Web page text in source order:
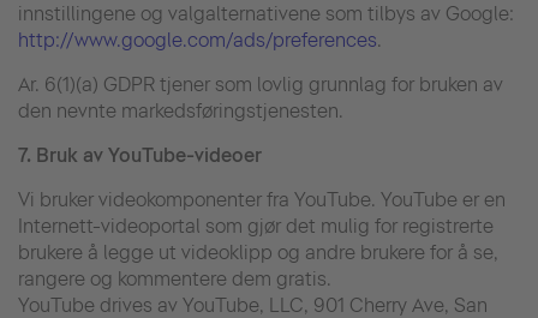
innstillingene og valgalternativene som tilbys av Google:
http://www.google.com/ads/preferences.
Ar. 6(1)(a) GDPR tjener som lovlig grunnlag for bruken av
den nevnte markedsføringstjenesten.
7. Bruk av YouTube-videoer
Vi bruker videokomponenter fra YouTube. YouTube er en
Internett-videoportal som gjør det mulig for registrerte
brukere å legge ut videoklipp og andre brukere for å se,
rangere og kommentere dem gratis.
YouTube drives av YouTube, LLC, 901 Cherry Ave, San